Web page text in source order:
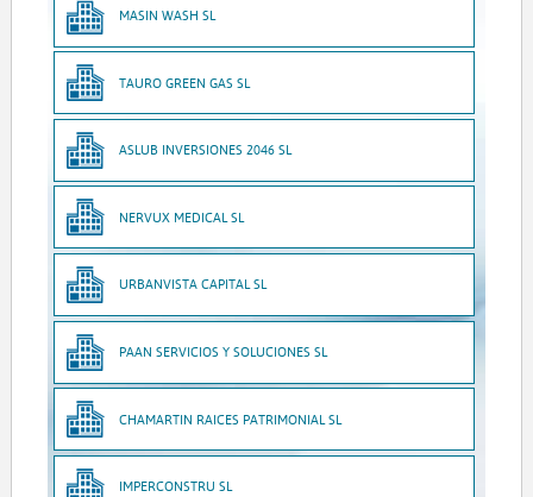
MASIN WASH SL
TAURO GREEN GAS SL
ASLUB INVERSIONES 2046 SL
NERVUX MEDICAL SL
URBANVISTA CAPITAL SL
PAAN SERVICIOS Y SOLUCIONES SL
CHAMARTIN RAICES PATRIMONIAL SL
IMPERCONSTRU SL